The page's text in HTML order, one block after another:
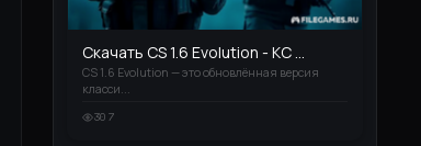
Скачать CS 1.6 Evolution - КС ...
CS 1.6 Evolution — это обновлённая версия
класси...
307